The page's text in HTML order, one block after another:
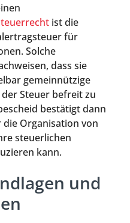
ist die
für
Solche
dass sie
gemeinnützige
Steuer befreit zu
bestätigt dann
Organisation von
steuerlichen
kann.
und